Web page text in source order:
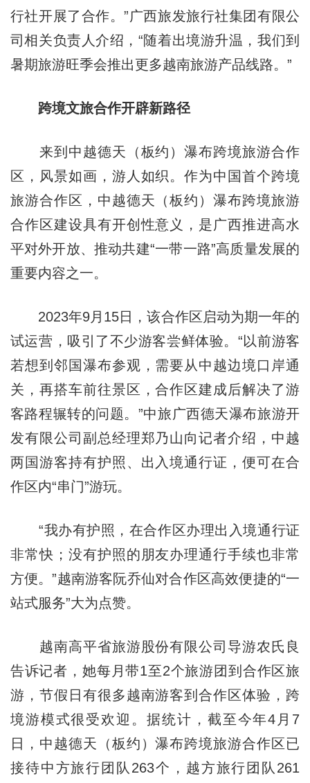
行社开展了合作。”广西旅发旅行社集团有限公
司相关负责人介绍，“随着出境游升温，我们到
暑期旅游旺季会推出更多越南旅游产品线路。”
跨境文旅合作开辟新路径
来到中越德天（板约）瀑布跨境旅游合作
区，风景如画，游人如织。作为中国首个跨境
旅游合作区，中越德天（板约）瀑布跨境旅游
合作区建设具有开创性意义，是广西推进高水
平对外开放、推动共建“一带一路”高质量发展的
重要内容之一。
2023年9月15日，该合作区启动为期一年的
试运营，吸引了不少游客尝鲜体验。“以前游客
若想到邻国瀑布参观，需要从中越边境口岸通
关，再搭车前往景区，合作区建成后解决了游
客路程辗转的问题。”中旅广西德天瀑布旅游开
发有限公司副总经理郑乃山向记者介绍，中越
两国游客持有护照、出入境通行证，便可在合
作区内“串门”游玩。
“我办有护照，在合作区办理出入境通行证
非常快；没有护照的朋友办理通行手续也非常
方便。”越南游客阮乔仙对合作区高效便捷的“一
站式服务”大为点赞。
越南高平省旅游股份有限公司导游农氏良
告诉记者，她每月带1至2个旅游团到合作区旅
游，节假日有很多越南游客到合作区体验，跨
境游模式很受欢迎。据统计，截至今年4月7
日，中越德天（板约）瀑布跨境旅游合作区已
接待中方旅行团队263个，越方旅行团队261